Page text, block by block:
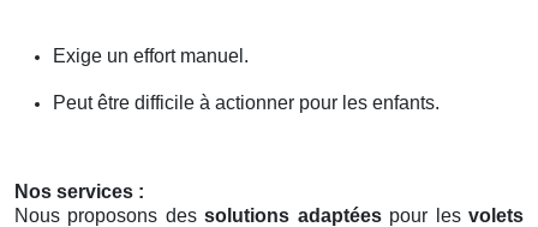
Exige un effort manuel.
Peut être difficile à actionner pour les enfants.
Nos services :
Nous proposons dessolutions adaptéespour lesvolets